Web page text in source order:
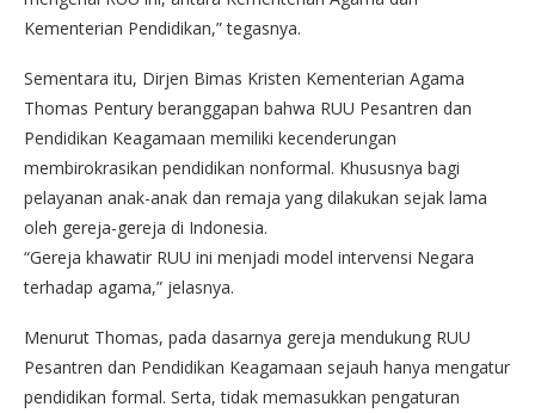
Kementerian Pendidikan,” tegasnya.
Sementara itu, Dirjen Bimas Kristen Kementerian Agama
Thomas Pentury beranggapan bahwa RUU Pesantren dan
Pendidikan Keagamaan memiliki kecenderungan
membirokrasikan pendidikan nonformal. Khususnya bagi
pelayanan anak-anak dan remaja yang dilakukan sejak lama
oleh gereja-gereja di Indonesia.
“Gereja khawatir RUU ini menjadi model intervensi Negara
terhadap agama,” jelasnya.
Menurut Thomas, pada dasarnya gereja mendukung RUU
Pesantren dan Pendidikan Keagamaan sejauh hanya mengatur
pendidikan formal. Serta, tidak memasukkan pengaturan